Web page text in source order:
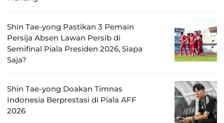
Shin Tae-yong Pastikan 3 Pemain
Persija Absen Lawan Persib di
Semifinal Piala Presiden 2026, Siapa
Saja?
Shin Tae-yong Doakan Timnas
Indonesia Berprestasi di Piala AFF
2026